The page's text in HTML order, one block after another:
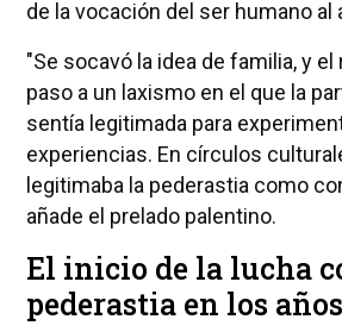
de la vocación del ser humano al
"Se socavó la idea de familia, y
paso a un laxismo en el que la
sentía legitimada para
experiencias. En círculos
legitimaba la pederastia como
añade el prelado palentino.
El inicio de la lucha
pederastia en los